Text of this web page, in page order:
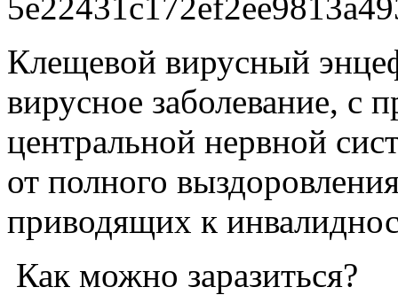
Клещевой вирусный
вирусное заболевание,
центральной нервной
от полного
приводящих к
Как можно заразиться?